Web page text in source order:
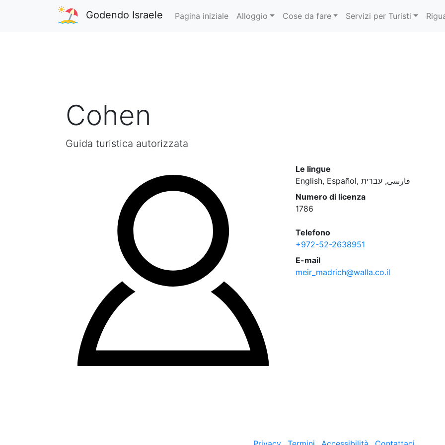
Godendo Israele Pagina iniziale Alloggio Cose da fare Servizi per Turisti
Cohen
Guida turistica autorizzata
Le lingue
English, Español, فارسی, עברית
Numero di licenza
1786
Telefono
+972-52-2638951
E-mail
meir_madrich@walla.co.il